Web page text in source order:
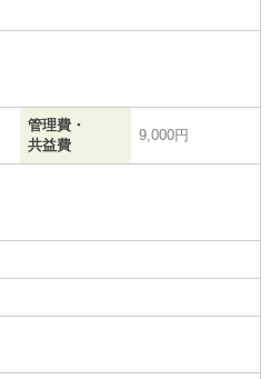
管理費・
共益費
9,000円